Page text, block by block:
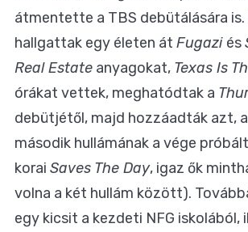
átmentette a TBS debütálására is.
hallgattak egy életen át Fugazi és
Real Estate anyagokat, Texas Is
órákat vettek, meghatódtak a
debütjétől, majd hozzáadták azt,
második hullámának a vége
korai Saves The Day, igaz ők
volna a két hullám között).
egy kicsit a kezdeti NFG iskolából,